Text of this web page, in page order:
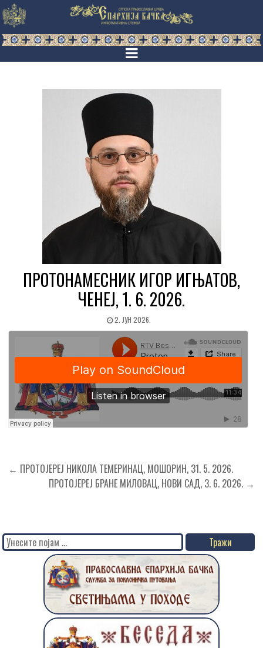
ПРОТОНАМЕСНИК ИГОР ИГЊАТОВ,
ЧЕНЕЈ, 1. 6. 2026.
2. ЈУН 2026.
Кретање
чланка
← ПРОТОЈЕРЕЈ НИКОЛА ТЕМЕРИНАЦ, МОШОРИН, 31. 5. 2026.
ПРОТОЈЕРЕЈ БРАНЕ МИЛОВАЦ, НОВИ САД, 3. 6. 2026. →
Search
for: